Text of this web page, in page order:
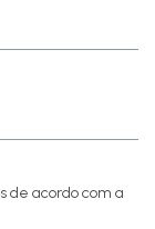
de acordo com a